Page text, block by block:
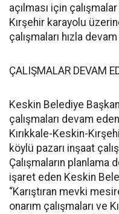
açılması için
Kırşehir karayolu
çalışmaları hızla
ÇALIŞMALAR DEVAM
Keskin Belediye
çalışmaları devam
Kırıkkale-Keskin-
köylü pazarı inşaat
Çalışmaların
işaret eden Keskin
“Karıştıran mevki
onarım çalışmaları ve